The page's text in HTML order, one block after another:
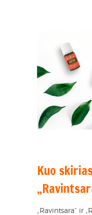
Kuo
„Ravintsara“ ir